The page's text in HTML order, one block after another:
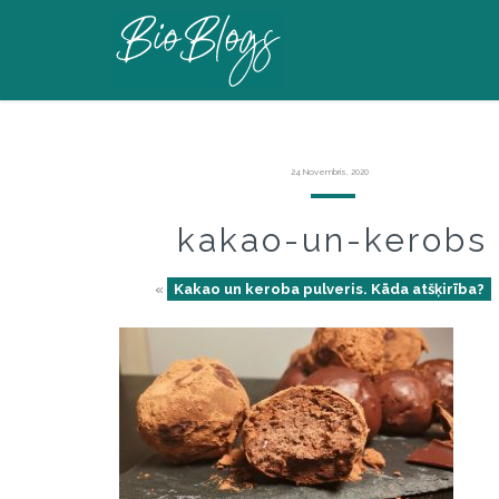
24 Novembris, 2020
kakao-un-kerobs
« Kakao un keroba pulveris. Kāda atšķirība?